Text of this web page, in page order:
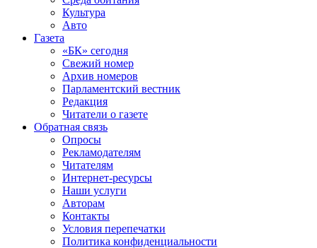
Культура
Авто
Газета
«БК» сегодня
Свежий номер
Архив номеров
Парламентский вестник
Редакция
Читатели о газете
Обратная связь
Опросы
Рекламодателям
Читателям
Интернет-ресурсы
Наши услуги
Авторам
Контакты
Условия перепечатки
Политика конфиденциальности